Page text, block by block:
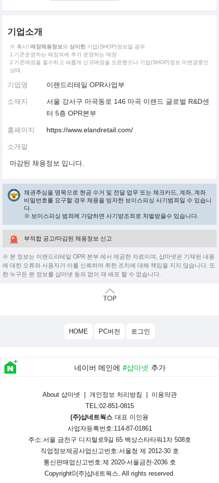
기업소개
※ 혹시! 매장채용정보와 상이한 기업(SHOP)정보일 경우
1.기존운영하는 매장외에 추가 운영하는 매장
2.기존매장을 철수하고 새롭게 신규매장을 오픈했으나 기업(SHOP)정보 미변경중인
상태
기업명 이랜드리테일 OPR사업부
소재지
서울 강서구 마곡동로 146 마곡 이랜드 글로벌 R&D센
터 5층 OPR본부
홈페이지 https://www.elandretail.com/
소개말
마감된 채용정보 입니다.
채권추심을 명목으로 현금 수거 및 전달 업무 또는 체크카드, 계좌, 계좌
비밀번호를 요구할 경우 채용을 빙자한 보이스피싱 사기범죄일 수 있습니
다.
※ 보이스피싱 범죄에 가담하면 사기방조죄로 처벌받을수 있습니다.
부적합 공고/마감된 채용정보 신고
※ 본 정보는 이랜드리테일 OPR 본부 에서 제공한 자료이며, 샵마넷은 기재된 내용
에 대한 오류와 사용자가 이를 신뢰하여 취한 조치에 대해 책임을 지지 않습니다. 또
한 누구든 본 정보를 샵마넷 동의 없이 재 배포 할 수 없습니다.
HOME PC버전 로그인
네이버 메인에 #샵마넷 추가
About 샵마넷 개인정보 처리방침
이용약관
TEL:02-851-0815
(주)샵네트웍스 대표 이인용
사업자등록번호:114-87-01861
주소:서울 금천구 디지털로9길 65 백상스타타워1차 508호
직업정보제공사업신고번호:서울청 제 2012-30 호
통신판매업신고번호:제 2020-서울금천-2036 호
Copyright©(주)샵네트웍스. All rights reserved.